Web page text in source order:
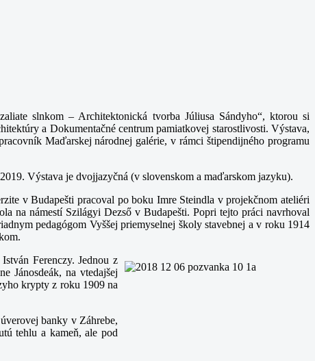
slnkom – Architektonická tvorba Júliusa Sándyho“, ktorou si
a Dokumentačné centrum pamiatkovej starostlivosti. Výstava,
Maďarskej národnej galérie, v rámci štipendijného programu
Výstava je dvojjazyčná (v slovenskom a maďarskom jazyku).
v Budapešti pracoval po boku Imre Steindla v projekčnom ateliéri
na námestí Szilágyi Dezső v Budapešti. Popri tejto práci navrhoval
pedagógom Vyššej priemyselnej školy stavebnej a v roku 1914
Ferenczy. Jednou z
Jánosdeák, na vtedajšej
krypty z roku 1909 na
banky v Záhrebe,
tehlu a kameň, ale pod